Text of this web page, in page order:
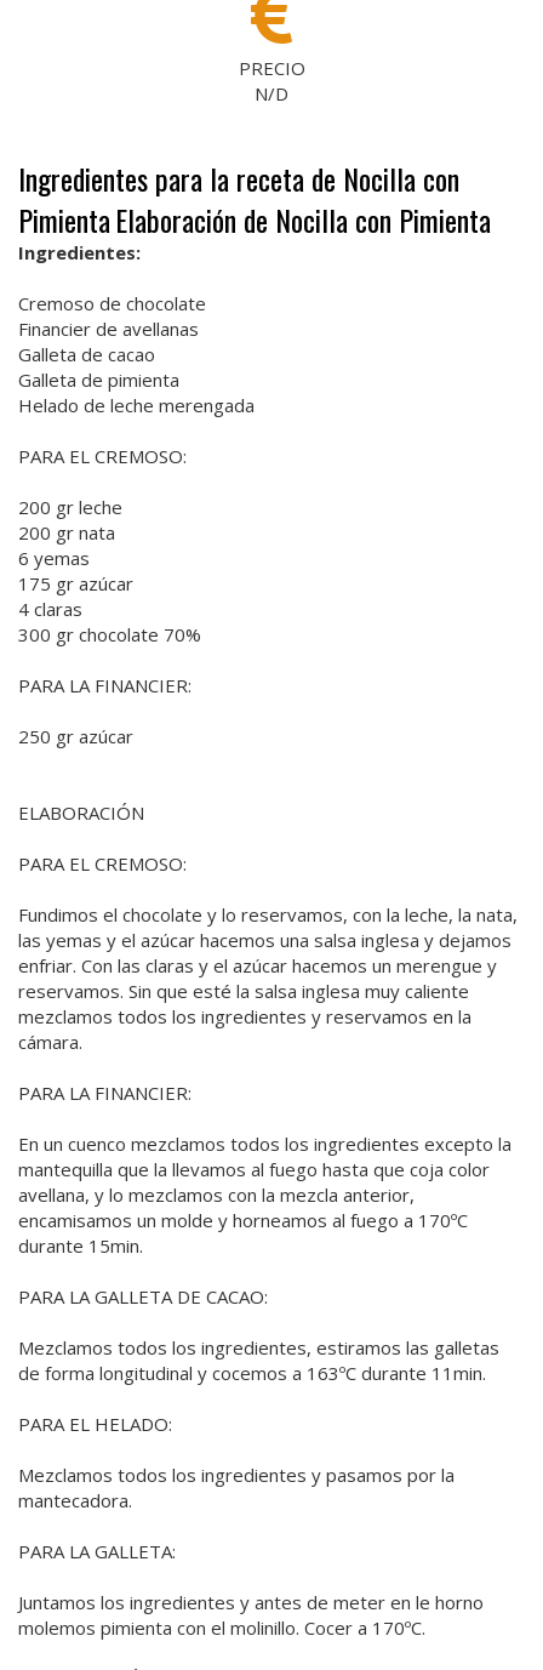
PRECIO
N/D
Ingredientes para la receta de Nocilla con
PimientaElaboración de Nocilla con Pimienta
Ingredientes:
Cremoso de chocolate
Financier de avellanas
Galleta de cacao
Galleta de pimienta
Helado de leche merengada
PARA EL CREMOSO:
200 gr leche
200 gr nata
6 yemas
175 gr azúcar
4 claras
300 gr chocolate 70%
PARA LA FINANCIER:
250 gr azúcar
ELABORACIÓN
PARA EL CREMOSO:
Fundimos el chocolate y lo reservamos, con la leche, la nata,
las yemas y el azúcar hacemos una salsa inglesa y dejamos
enfriar. Con las claras y el azúcar hacemos un merengue y
reservamos. Sin que esté la salsa inglesa muy caliente
mezclamos todos los ingredientes y reservamos en la
cámara.
PARA LA FINANCIER:
En un cuenco mezclamos todos los ingredientes excepto la
mantequilla que la llevamos al fuego hasta que coja color
avellana, y lo mezclamos con la mezcla anterior,
encamisamos un molde y horneamos al fuego a 170ºC
durante 15min.
PARA LA GALLETA DE CACAO:
Mezclamos todos los ingredientes, estiramos las galletas
de forma longitudinal y cocemos a 163ºC durante 11min.
PARA EL HELADO:
Mezclamos todos los ingredientes y pasamos por la
mantecadora.
PARA LA GALLETA:
Juntamos los ingredientes y antes de meter en le horno
molemos pimienta con el molinillo. Cocer a 170ºC.